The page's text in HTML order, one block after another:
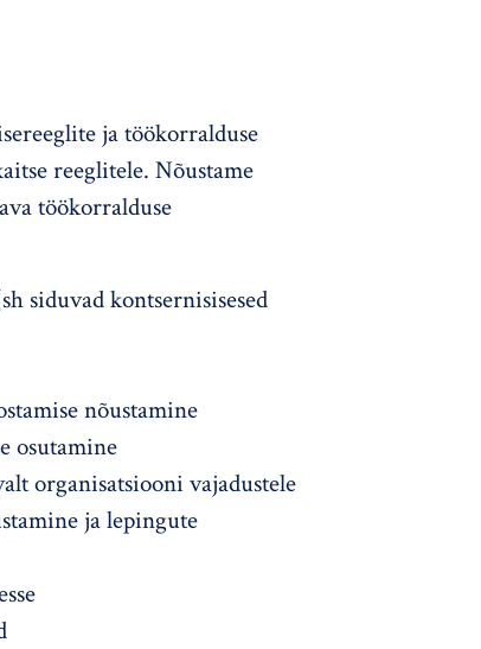
ja töökorralduse
reeglitele. Nõustame
töökorralduse
siduvad kontsernisisesed
nõustamine
osutamine
organisatsiooni vajadustele
ja lepingute